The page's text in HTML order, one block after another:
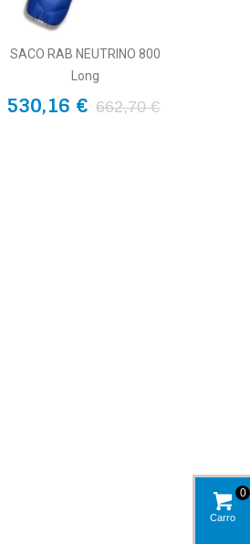
SACO RAB NEUTRINO 800
Long
530,16 € 662,70 €
Carro
0